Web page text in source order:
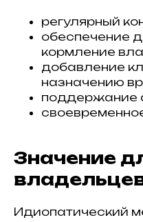
регулярный
обеспечение
кормление
добавление
назначению
поддержание
Значение
Идиопатический